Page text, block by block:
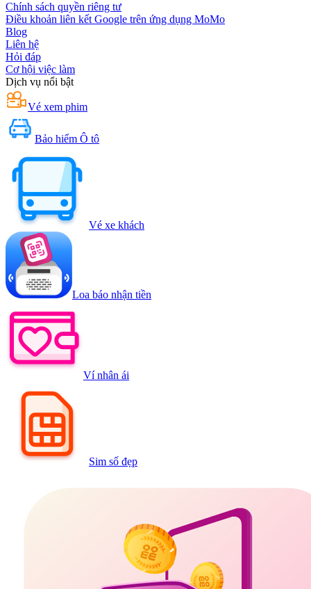
Chính sách quyền riêng tư
Điều khoản liên kết Google trên ứng dụng MoMo
Blog
Liên hệ
Hỏi đáp
Cơ hội việc làm
Dịch vụ nổi bật
Vé xem phim
Bảo hiểm Ô tô
Vé xe khách
Loa báo nhận tiền
Ví nhân ái
Sim số đẹp